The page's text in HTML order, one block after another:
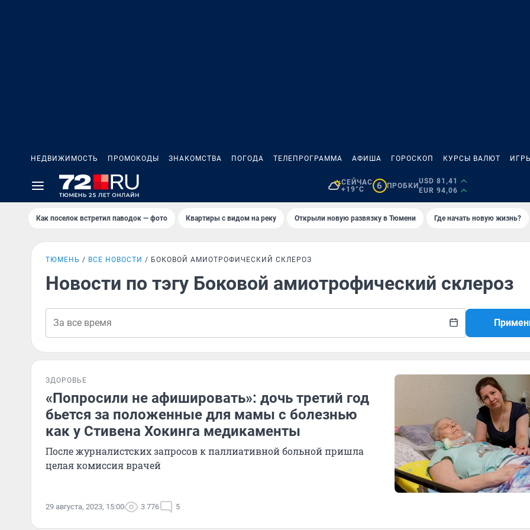
НЕДВИЖИМОСТЬ ПРОМОКОДЫ ЗНАКОМСТВА ПОГОДА ТЕЛЕПРОГРАММА АФИША ГОРОСКОП КУРСЫ ВАЛЮТ
СЕЙЧАС
+19°C
6 ПРОБКИ
USD 81,41
EUR 94,06
Как поселок встретил паводок — фото Квартиры с видом на реку Открыли новую развязку в Тюмени Где начать новую жизнь?
ТЮМЕНЬ ВСЕ НОВОСТИ БОКОВОЙ АМИОТРОФИЧЕСКИЙ СКЛЕРОЗ
Новости по тэгу Боковой амиотрофический склероз
ЗДОРОВЬЕ
«Попросили не афишировать»: дочь третий год
бьется за положенные для мамы с болезнью
как у Стивена Хокинга медикаменты
После журналистских запросов к паллиативной больной пришла
целая комиссия врачей
29 августа, 2023, 15:00 3 776 5